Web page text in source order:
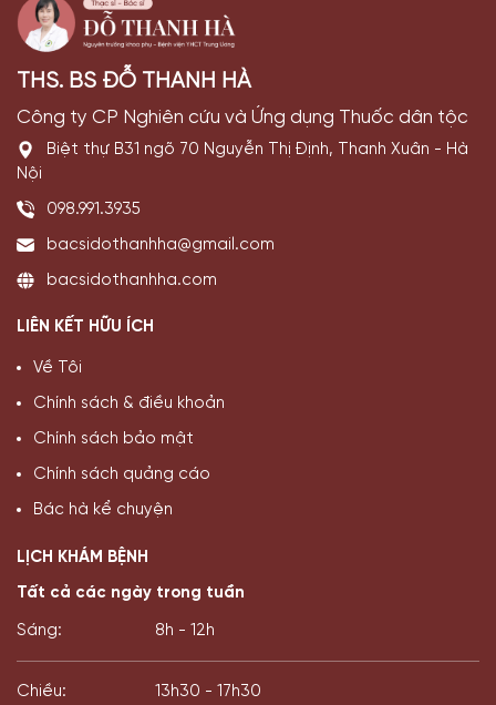
THS. BS ĐỖ THANH HÀ
Công ty CP Nghiên cứu và Ứng dụng Thuốc dân tộc
Biệt thự B31 ngõ 70 Nguyễn Thị Định, Thanh Xuân - Hà
Nội
098.991.3935
bacsidothanhha@gmail.com
bacsidothanhha.com
LIÊN KẾT HỮU ÍCH
Về Tôi
Chính sách & điều khoản
Chính sách bảo mật
Chính sách quảng cáo
Bác hà kể chuyện
LỊCH KHÁM BỆNH
Tất cả các ngày trong tuần
Sáng: 8h - 12h
Chiều: 13h30 - 17h30